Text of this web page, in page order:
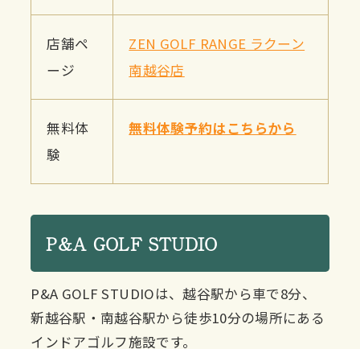
店舗ペ
ージ
ZEN GOLF RANGE ラクーン
南越谷店
無料体
験
無料体験予約はこちらから
P&A GOLF STUDIO
P&A GOLF STUDIOは、越谷駅から車で8分、
新越谷駅・南越谷駅から徒歩10分の場所にある
インドアゴルフ施設です。